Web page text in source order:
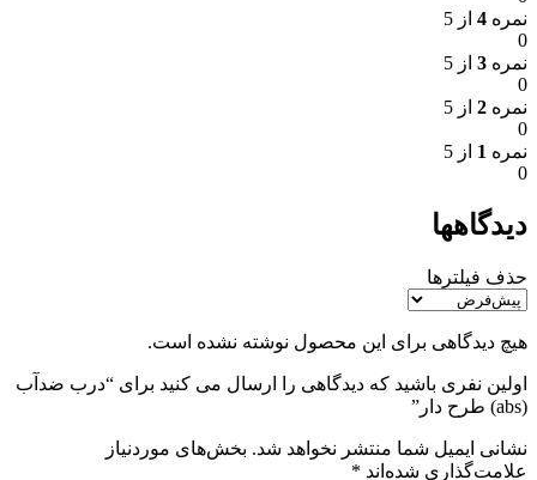
نمره 4 از 5
0
نمره 3 از 5
0
نمره 2 از 5
0
نمره 1 از 5
0
دیدگاهها
حذف فیلترها
هیچ دیدگاهی برای این محصول نوشته نشده است.
اولین نفری باشید که دیدگاهی را ارسال می کنید برای “درب ضدآب
(abs) طرح دار”
نشانی ایمیل شما منتشر نخواهد شد. بخش‌های موردنیاز
علامت‌گذاری شده‌اند *